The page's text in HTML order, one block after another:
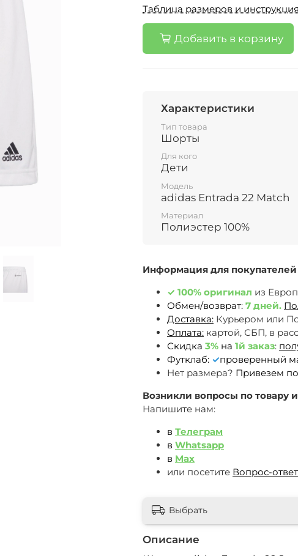
Таблица размеров и
Добавить в корзину
Информация для покупателей
✓ 100% оригинал из
Обмен/возврат: 7 дней.
Доставка: Курьером или
Оплата: картой, СБП, в
Скидка 3% на 1й заказ:
Футклаб: ✓проверенный
Нет размера? Привезем
Возникли вопросы по товару
Напишите нам:
в Телеграм
в Whatsapp
в Max
или посетите Вопрос-
Описание
Характеристики
Тип товара
Шорты
Для кого
Дети
Модель
adidas Entrada 22 Match
Материал
Полиэстер 100%
Выбрать